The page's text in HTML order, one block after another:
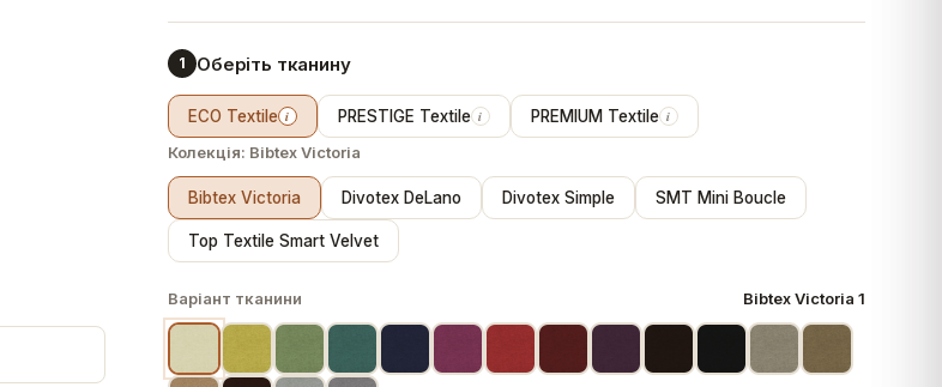
1 Оберіть тканину
ECO Textile i PRESTIGE Textile i PREMIUM Textile i
Колекція: Bibtex Victoria
Bibtex Victoria Divotex DeLano Divotex Simple SMT Mini Boucle
Top Textile Smart Velvet
Варіант тканини Bibtex Victoria 1